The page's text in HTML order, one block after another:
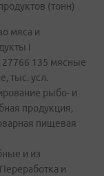
(тонн)
мяса и
I
27766 135 мясные
тыс. усл.
рыбо- и
продукция,
пищевая
и из
и